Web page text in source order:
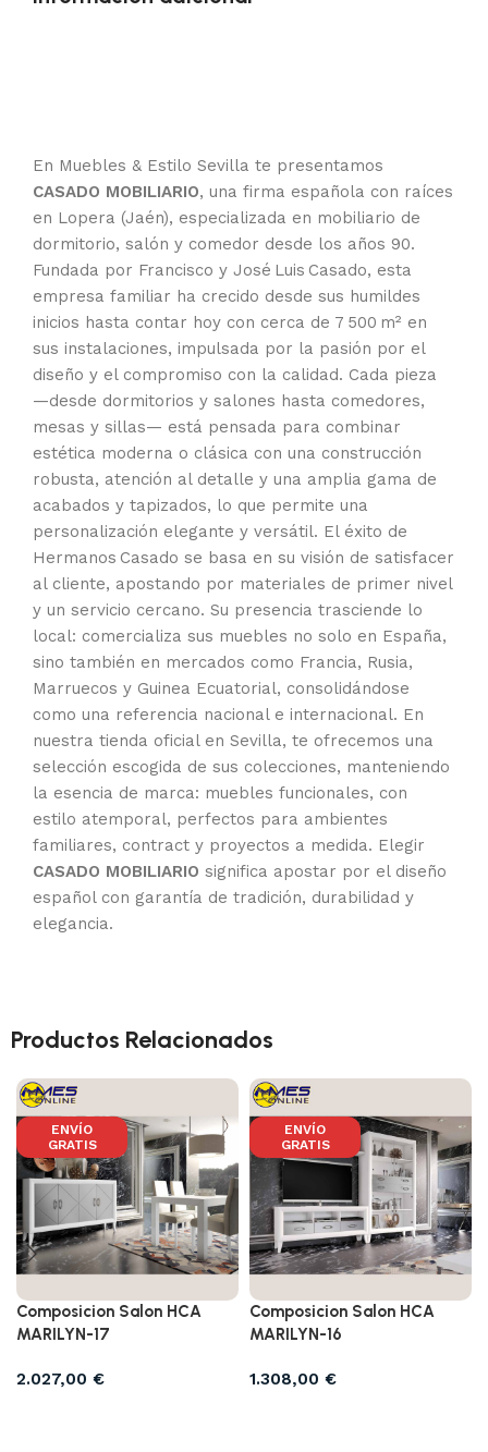
En Muebles & Estilo Sevilla te presentamos
CASADO MOBILIARIO, una firma española con raíces
en Lopera (Jaén), especializada en mobiliario de
dormitorio, salón y comedor desde los años 90.
Fundada por Francisco y José Luis Casado, esta
empresa familiar ha crecido desde sus humildes
inicios hasta contar hoy con cerca de 7 500 m² en
sus instalaciones, impulsada por la pasión por el
diseño y el compromiso con la calidad. Cada pieza
—desde dormitorios y salones hasta comedores,
mesas y sillas— está pensada para combinar
estética moderna o clásica con una construcción
robusta, atención al detalle y una amplia gama de
acabados y tapizados, lo que permite una
personalización elegante y versátil. El éxito de
Hermanos Casado se basa en su visión de satisfacer
al cliente, apostando por materiales de primer nivel
y un servicio cercano. Su presencia trasciende lo
local: comercializa sus muebles no solo en España,
sino también en mercados como Francia, Rusia,
Marruecos y Guinea Ecuatorial, consolidándose
como una referencia nacional e internacional. En
nuestra tienda oficial en Sevilla, te ofrecemos una
selección escogida de sus colecciones, manteniendo
la esencia de marca: muebles funcionales, con
estilo atemporal, perfectos para ambientes
familiares, contract y proyectos a medida. Elegir
CASADO MOBILIARIO significa apostar por el diseño
español con garantía de tradición, durabilidad y
elegancia.
Productos Relacionados
ENVÍO
GRATIS
Composicion Salon HCA
MARILYN-17
2.027,00 €
ENVÍO
GRATIS
Composicion Salon HCA
MARILYN-16
1.308,00 €